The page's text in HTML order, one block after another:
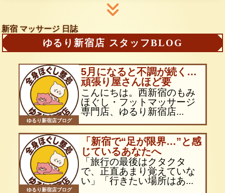
新宿 マッサージ 日誌
ゆるり新宿店 スタッフBLOG
ゆるり新宿店ブログ
5月になると不調が続く…
頑張り屋さんほど要
こんにちは。西新宿のもみ
ほぐし・フットマッサージ
専門店、ゆるり新宿店...
ゆるり新宿店ブログ
「新宿で“足が限界…”と感
じているあなたへ
「旅行の最後はクタクタ
で、正直あまり覚えていな
い」「行きたい場所はあ...